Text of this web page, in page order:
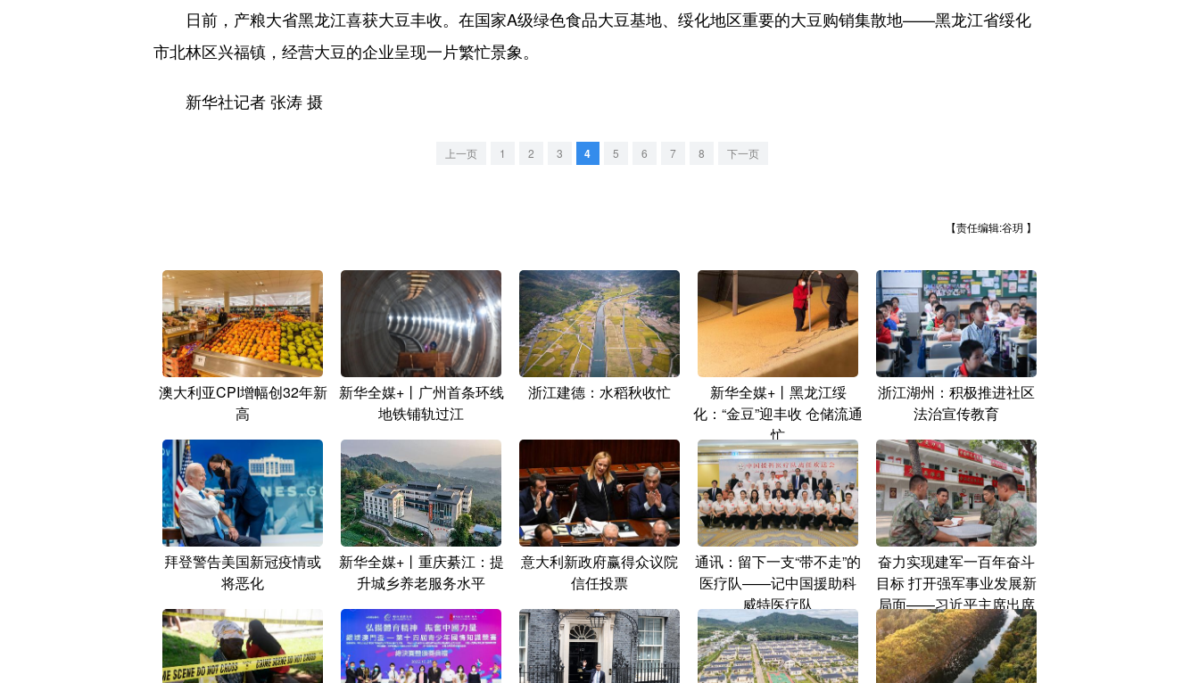
日前，产粮大省黑龙江喜获大豆丰收。在国家A级绿色食品大豆基地、绥化地区重要的大豆购销集散地——黑龙江省绥化
市北林区兴福镇，经营大豆的企业呈现一片繁忙景象。
新华社记者 张涛 摄
上一页 1 2 3 4 5 6 7 8 下一页
【责任编辑:谷玥 】
澳大利亚CPI增幅创32年新
高
新华全媒+丨广州首条环线
地铁铺轨过江
浙江建德：水稻秋收忙
新华全媒+丨黑龙江绥
化：“金豆”迎丰收 仓储流通
忙
浙江湖州：积极推进社区
法治宣传教育
拜登警告美国新冠疫情或
将恶化
新华全媒+丨重庆綦江：提
升城乡养老服务水平
意大利新政府赢得众议院
信任投票
通讯：留下一支“带不走”的
医疗队——记中国援助科
威特医疗队
奋力实现建军一百年奋斗
目标 打开强军事业发展新
局面——习近平主席出席
军队领导干部会议时发表
的重要讲话在全军部队引
起强烈反响